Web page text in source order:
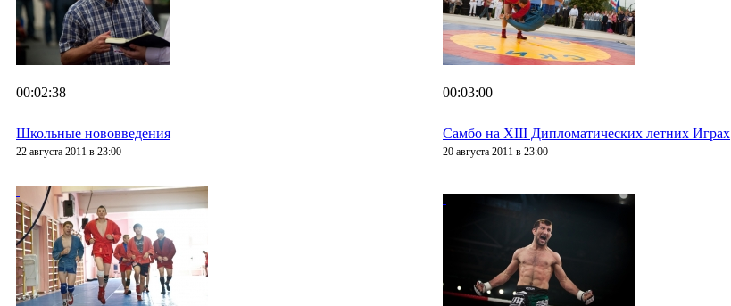
00:02:38
Школьные нововведения
22 августа 2011 в 23:00
00:03:00
Самбо на XIII Дипломатических летних Играх
20 августа 2011 в 23:00